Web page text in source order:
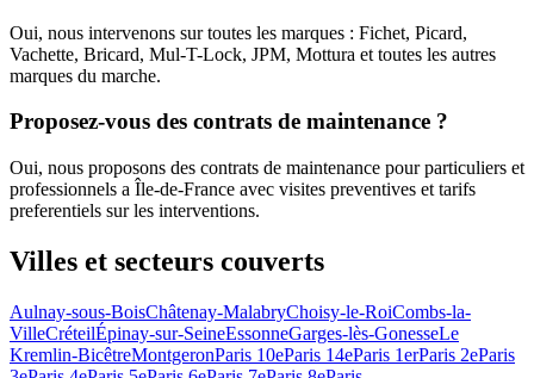
Oui, nous intervenons sur toutes les marques : Fichet, Picard,
Vachette, Bricard, Mul-T-Lock, JPM, Mottura et toutes les autres
marques du marche.
Proposez-vous des contrats de maintenance ?
Oui, nous proposons des contrats de maintenance pour particuliers et
professionnels a Île-de-France avec visites preventives et tarifs
preferentiels sur les interventions.
Villes et secteurs couverts
Aulnay-sous-BoisChâtenay-MalabryChoisy-le-RoiCombs-la-
VilleCréteilÉpinay-sur-SeineEssonneGarges-lès-GonesseLe
Kremlin-BicêtreMontgeronParis 10eParis 14eParis 1erParis 2eParis